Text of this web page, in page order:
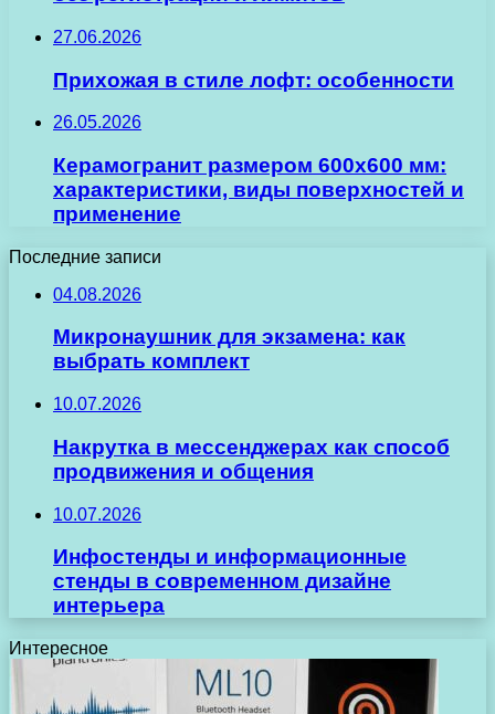
27.06.2026
Прихожая в стиле лофт: особенности
26.05.2026
Керамогранит размером 600х600 мм:
характеристики, виды поверхностей и
применение
Последние записи
04.08.2026
Микронаушник для экзамена: как
выбрать комплект
10.07.2026
Накрутка в мессенджерах как способ
продвижения и общения
10.07.2026
Инфостенды и информационные
стенды в современном дизайне
интерьера
Интересное